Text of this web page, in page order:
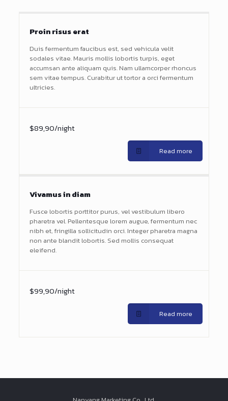
Proin risus erat
Duis fermentum faucibus est, sed vehicula velit
sodales vitae. Mauris mollis lobortis turpis, eget
accumsan ante aliquam quis. Nam ullamcorper rhoncus
sem vitae tempus. Curabitur ut tortor a orci fermentum
ultricies.
$89,90/night
Read more
Vivamus in diam
Fusce lobortis porttitor purus, vel vestibulum libero
pharetra vel. Pellentesque lorem augue, fermentum nec
nibh et, fringilla sollicitudin orci. Integer pharetra magna
non ante blandit lobortis. Sed mollis consequat
eleifend.
$99,90/night
Read more